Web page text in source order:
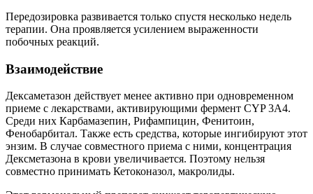
Передозировка развивается только спустя несколько недель
терапии. Она проявляется усилением выраженности
побочных реакций.
Взаимодействие
Дексаметазон действует менее активно при одновременном
приеме с лекарствами, активирующими фермент CYP 3A4.
Среди них Карбамазепин, Рифампицин, Фенитоин,
Фенобарбитал. Также есть средства, которые ингибируют этот
энзим. В случае совместного приема с ними, концентрация
Дексметазона в крови увеличивается. Поэтому нельзя
совместно принимать Кетоконазол, макролиды.